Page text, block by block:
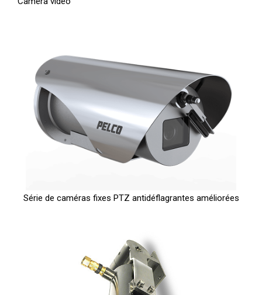
Série de caméras fixes PTZ antidéflagrantes améliorées